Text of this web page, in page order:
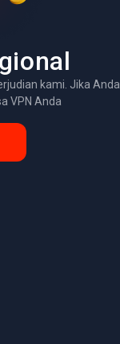
kami. Jika Anda
VPN Anda